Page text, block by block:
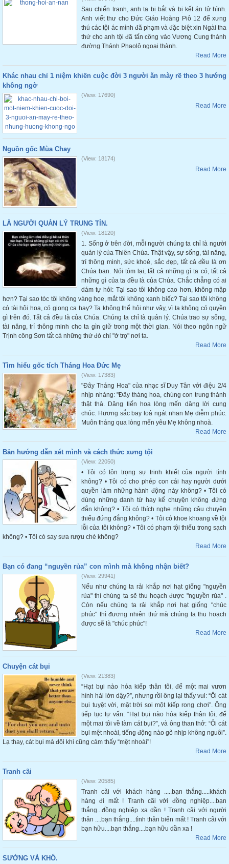
Sau chiến tranh, anh ta bị bắt và bị kết án tử hình.
Anh viết thư cho Đức Giáo Hoàng Piô 12 để xưng
thú các tội ác mình đã phạm và đặc biệt xin Ngài tha
thứ cho anh tội đã tấn công vào Vương Cung thánh
đường Thánh Phaolô ngoại thành.
Read More
Khác nhau chỉ 1 niệm khiến cuộc đời 3 người ăn mày rẽ theo 3 hướng
không ngờ
(View: 17690)
Read More
Nguồn gốc Mùa Chay
(View: 18174)
Read More
LÀ NGƯỜI QUẢN LÝ TRUNG TÍN.
(View: 18120)
1. Sống ở trên đời, mỗi người chúng ta chỉ là người
quản lý của Thiên Chúa. Thật vậy, sự sống, tài năng,
trí thông minh, sức khoẻ, sắc đẹp, tất cả đều là ơn
Chúa ban. Nói tóm lại, tất cả những gì ta có, tất cả
những gì của ta đều là của Chúa. Chắc chẳng có ai
dám tự hỏi: Tại sao tôi không cao hơn, không mập
hơn? Tại sao tóc tôi không vàng hoe, mắt tôi không xanh biếc? Tại sao tôi không
có tài hội hoạ, có giọng ca hay? Ta không thể hỏi như vậy, vì ta không có quyền
gì trên đó. Tất cả đều là của Chúa. Chúng ta chỉ là quản lý. Chúa trao sự sống,
tài năng, trí thông minh cho ta gìn giữ trong một thời gian. Nói theo ngôn ngữ
Trịnh công Sơn tất cả những thứ đó chỉ "ở trọ" nơi ta.
Read More
Tìm hiểu gốc tích Tháng Hoa Đức Mẹ
(View: 17383)
"Đây Tháng Hoa" của nhạc sĩ Duy Tân với điệu 2/4
nhịp nhàng: "Đây tháng hoa, chúng con trung thành
thật thà. Dâng tiến hoa lòng mến dâng lời cung
chúc. Hương sắc bay toả ngát nhan Mẹ diễm phúc.
Muôn tháng qua lòng mến yêu Mẹ không nhoà.
Read More
Bản hướng dẫn xét mình và cách thức xưng tội
(View: 22050)
• Tôi có tôn trọng sự trinh khiết của người tình
không? • Tôi có cho phép con cái hay người dưới
quyền làm những hành động này không? • Tôi có
dùng những danh từ hay kể chuyện không đứng
đắn không? • Tôi có thích nghe những câu chuyện
thiếu đứng đắng không? • Tôi có khoe khoang về tội
lỗi của tôi không? • Tôi có phạm tội thiếu trong sạch
không? • Tôi có say sưa rượu chè không?
Read More
Bạn có đang “nguyền rủa” con mình mà không nhận biết?
(View: 29941)
Nếu như chúng ta rải khắp nơi hạt giống "nguyền
rủa" thì chúng ta sẽ thu hoạch được "nguyền rủa" .
Còn nếu chúng ta rải khắp nơi hạt giống "chúc
phúc" thì đương nhiên thứ mà chúng ta thu hoạch
được sẽ là "chúc phúc"!
Read More
Chuyện cát bụi
(View: 21383)
“Hạt bụi nào hóa kiếp thân tôi, để một mai vươn
hình hài lớn dậy?”, nhưng rồi ông lại thấy vui: “Ôi cát
bụi tuyệt vời, mặt trời soi một kiếp rong chơi”. Ông
tiếp tục tự vấn: “Hạt bụi nào hóa kiếp thân tôi, để
một mai tôi về làm cát bụi?”, và ông than thở: “Ôi cát
bụi mệt nhoài, tiếng động nào gõ nhịp không nguôi”.
Lạ thay, cát bụi mà đôi khi cũng cảm thấy “mệt nhoài”!
Read More
Tranh cãi
(View: 20585)
Tranh cãi với khách hàng .....bạn thắng.....khách
hàng đi mất ! Tranh cãi với đồng nghiệp....bạn
thắng...đồng nghiệp xa dần ! Tranh cãi với người
thân ....bạn thắng....tình thân biến mất ! Tranh cãi với
bạn hữu....bạn thắng....bạn hữu dần xa !
Read More
SƯỚNG VÀ KHỔ.